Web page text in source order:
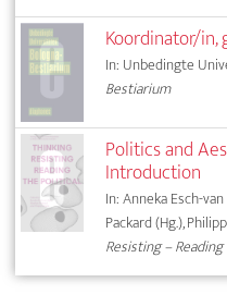
Koordinator/
In: Unbedingte
Bestiarium
Politics and
Introduction
In: Anneka Esch-
Packard (Hg.),
Resisting –